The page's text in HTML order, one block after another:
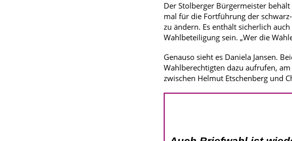
Der Stolberger Bürgermeister
mal für die Fortführung der
zu ändern. Es enthält sicherlich
Wahlbeteiligung sein. „Wer die
Genauso sieht es Daniela Jansen.
Wahlberechtigten dazu aufrufen,
zwischen Helmut Etschenberg und